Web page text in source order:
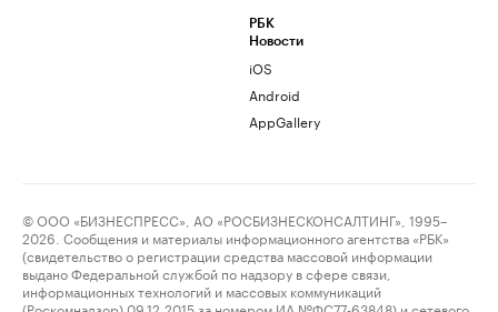
РБК
Новости
iOS
Android
AppGallery
© ООО «БИЗНЕСПРЕСС», АО «РОСБИЗНЕСКОНСАЛТИНГ», 1995–
2026. Сообщения и материалы информационного агентства «РБК»
(свидетельство о регистрации средства массовой информации
выдано Федеральной службой по надзору в сфере связи,
информационных технологий и массовых коммуникаций